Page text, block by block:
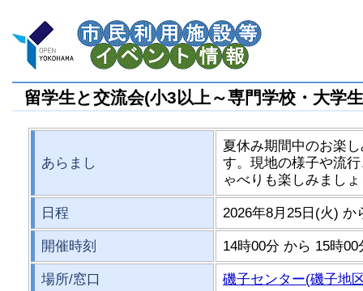
留学生と交流会(小3以上～専門学校・大学
あらまし
夏休み期間中のお楽
す。現地の様子や流
ゃべりも楽しみまし
日程 2026年8月25日(火) か
開催時刻 14時00分 から 15時00
場所/窓口 磯子センター(磯子地